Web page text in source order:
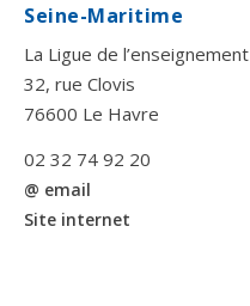
Seine-Maritime
La Ligue de l’enseignement
32, rue Clovis
76600 Le Havre
02 32 74 92 20
@ email
Site internet